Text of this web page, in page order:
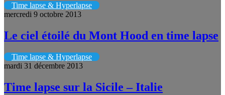
Time lapse & Hyperlapse
mercredi 9 octobre 2013
Le ciel étoilé du Mont Hood en time lapse
Time lapse & Hyperlapse
mardi 31 décembre 2013
Time lapse sur la Sicile – Italie